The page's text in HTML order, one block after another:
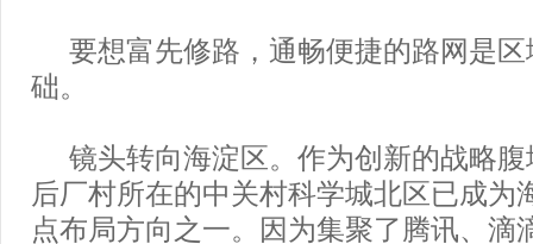
要想富先修路，通畅便捷的路网是
础。
镜头转向海淀区。作为创新的战略
后厂村所在的中关村科学城北区已成为
点布局方向之一。因为集聚了腾讯、滴